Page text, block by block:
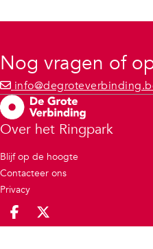
Nog vragen of
Over het Ringpark
Blijf op de hoogte
Contacteer ons
Privacy
Deel op facebook
Deel op X